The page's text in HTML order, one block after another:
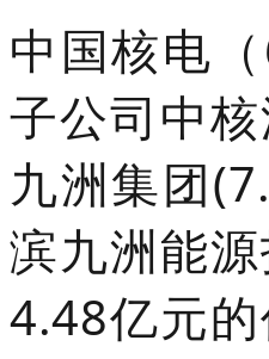
中国核电
子公司中
九洲集团
滨九洲能
4.48亿元